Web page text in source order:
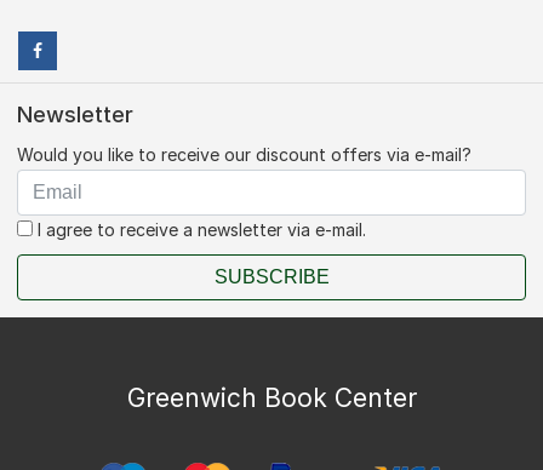
Newsletter
Would you like to receive our discount offers via e-mail?
I agree to receive a newsletter via e-mail.
SUBSCRIBE
Greenwich Book Center